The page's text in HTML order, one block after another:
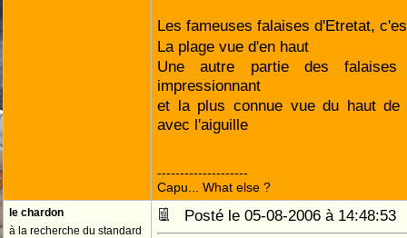
Les fameuses falaises d'Etretat,
La plage vue d'en haut
Une autre partie des
impressionnant
et la plus connue vue du haut de
avec l'aiguille
--------------------
Capu... What else ?
le chardon
à la recherche du standard
Posté le 05-08-2006 à